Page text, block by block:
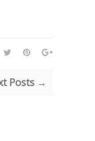
Posts →